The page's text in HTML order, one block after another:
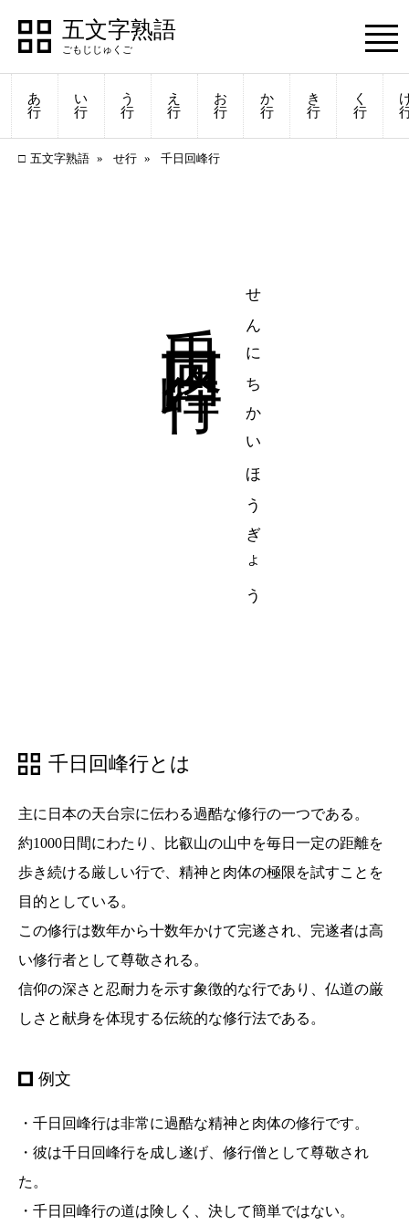
五文字熟語
あ
行
い
行
う
行
え
行
お
行
か
行
き
行
く
行
五文字熟語 せ行 千日回峰行
せんにちかいほうぎょう
千日回峰行とは
主に日本の天台宗に伝わる過酷な修行の一つである。
約1000日間にわたり、比叡山の山中を毎日一定の距離を
歩き続ける厳しい行で、精神と肉体の極限を試すことを
目的としている。
この修行は数年から十数年かけて完遂され、完遂者は高
い修行者として尊敬される。
信仰の深さと忍耐力を示す象徴的な行であり、仏道の厳
しさと献身を体現する伝統的な修行法である。
例文
・千日回峰行は非常に過酷な精神と肉体の修行です。
・彼は千日回峰行を成し遂げ、修行僧として尊敬され
た。
・千日回峰行の道は険しく、決して簡単ではない。